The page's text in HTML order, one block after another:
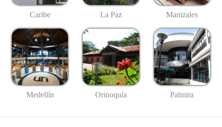
Caribe La Paz Manizales
Medellín Orinoquía Palmira